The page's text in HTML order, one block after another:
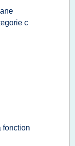
c
fonction